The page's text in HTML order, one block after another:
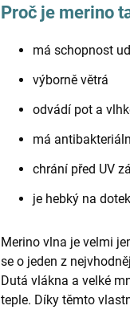
Proč je merino
má schopnost
výborně větrá
odvádí pot a
má
chrání před UV
je hebký na dotek
Merino vlna je velmi
se o jeden z
Dutá vlákna a velké
teple. Díky těmto